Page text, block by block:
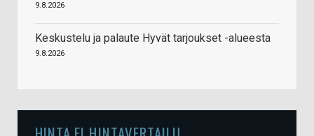
9.8.2026
Keskustelu ja palaute Hyvät tarjoukset -alueesta
9.8.2026